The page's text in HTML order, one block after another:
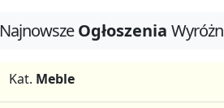
NajnowszeOgłoszenia
Kat. Meble